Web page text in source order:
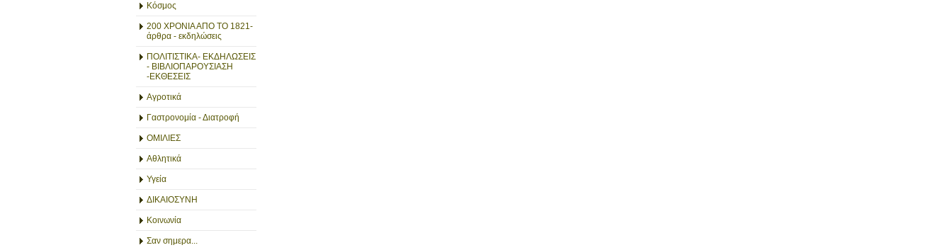
Κόσμος
200 ΧΡΟΝΙΑ ΑΠΟ ΤΟ 1821-
άρθρα - εκδηλώσεις
ΠΟΛΙΤΙΣΤΙΚΑ- ΕΚΔΗΛΩΣΕΙΣ
- ΒΙΒΛΙΟΠΑΡΟΥΣΙΑΣΗ
-ΕΚΘΕΣΕΙΣ
Αγροτικά
Γαστρονομία - Διατροφή
ΟΜΙΛΙΕΣ
Αθλητικά
Υγεία
ΔΙΚΑΙΟΣΥΝΗ
Κοινωνία
Σαν σημερα...